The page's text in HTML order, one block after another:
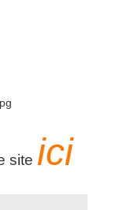
site ici